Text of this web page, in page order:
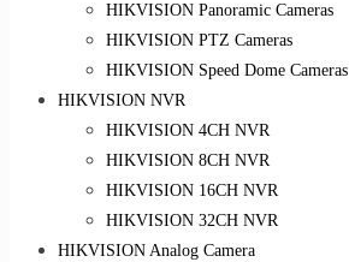
HIKVISION Panoramic Cameras
HIKVISION PTZ Cameras
HIKVISION Speed Dome Cameras
HIKVISION NVR
HIKVISION 4CH NVR
HIKVISION 8CH NVR
HIKVISION 16CH NVR
HIKVISION 32CH NVR
HIKVISION Analog Camera